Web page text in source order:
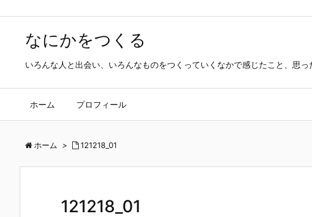
なにかをつくる
いろんな人と出会い、いろんなものをつくっていくなかで感じたこと、思っ
ホーム プロフィール
ホーム > 121218_01
121218_01